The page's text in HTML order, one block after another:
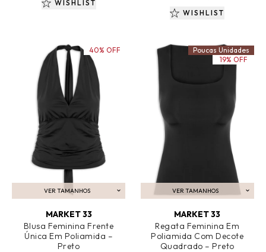
WISHLIST
WISHLIST
VER TAMANHOS
ADICIONAR AO CARRINHO
MARKET 33
Blusa Feminina Frente
Única Em Poliamida –
Preto
40% OFF
VER TAMANHOS
ADICIONAR AO CARRINHO
MARKET 33
Regata Feminina Em
Poliamida Com Decote
Quadrado – Preto
Poucas Unidades
19% OFF